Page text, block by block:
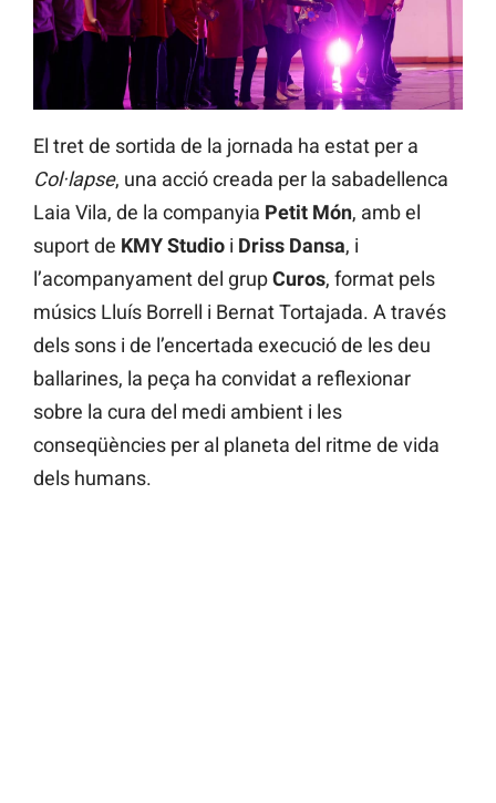
El tret de sortida de la jornada ha estat per a
Col·lapse, una acció creada per la sabadellenca
Laia Vila, de la companyia Petit Món, amb el
suport de KMY Studio i Driss Dansa, i
l’acompanyament del grupCuros, format pels
músics Lluís Borrell i Bernat Tortajada. A través
dels sons i de l’encertada execució de les deu
ballarines, la peça ha convidat a reflexionar
sobre la cura del medi ambient i les
conseqüències per al planeta del ritme de vida
dels humans.